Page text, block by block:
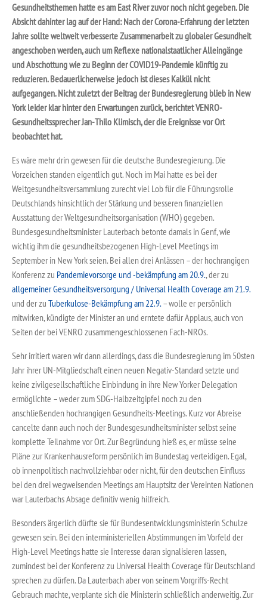
Gesundheitsthemen hatte es am East River zuvor noch nicht gegeben. Die
Absicht dahinter lag auf der Hand: Nach der Corona-Erfahrung der letzten
Jahre sollte weltweit verbesserte Zusammenarbeit zu globaler Gesundheit
angeschoben werden, auch um Reflexe nationalstaatlicher Alleingänge
und Abschottung wie zu Beginn der COVID19-Pandemie künftig zu
reduzieren. Bedauerlicherweise jedoch ist dieses Kalkül nicht
aufgegangen. Nicht zuletzt der Beitrag der Bundesregierung blieb in New
York leider klar hinter den Erwartungen zurück, berichtet VENRO-
Gesundheitssprecher Jan-Thilo Klimisch, der die Ereignisse vor Ort
beobachtet hat.
Es wäre mehr drin gewesen für die deutsche Bundesregierung. Die
Vorzeichen standen eigentlich gut. Noch im Mai hatte es bei der
Weltgesundheitsversammlung zurecht viel Lob für die Führungsrolle
Deutschlands hinsichtlich der Stärkung und besseren finanziellen
Ausstattung der Weltgesundheitsorganisation (WHO) gegeben.
Bundesgesundheitsminister Lauterbach betonte damals in Genf, wie
wichtig ihm die gesundheitsbezogenen High-Level Meetings im
September in New York seien. Bei allen drei Anlässen – der hochrangigen
Konferenz zu Pandemievorsorge und -bekämpfung am 20.9., der zu
allgemeiner Gesundheitsversorgung / Universal Health Coverage am 21.9.
und der zu Tuberkulose-Bekämpfung am 22.9. – wolle er persönlich
mitwirken, kündigte der Minister an und erntete dafür Applaus, auch von
Seiten der bei VENRO zusammengeschlossenen Fach-NROs.
Sehr irritiert waren wir dann allerdings, dass die Bundesregierung im 50sten
Jahr ihrer UN-Mitgliedschaft einen neuen Negativ-Standard setzte und
keine zivilgesellschaftliche Einbindung in ihre New Yorker Delegation
ermöglichte – weder zum SDG-Halbzeitgipfel noch zu den
anschließenden hochrangigen Gesundheits-Meetings. Kurz vor Abreise
cancelte dann auch noch der Bundesgesundheitsminister selbst seine
komplette Teilnahme vor Ort. Zur Begründung hieß es, er müsse seine
Pläne zur Krankenhausreform persönlich im Bundestag verteidigen. Egal,
ob innenpolitisch nachvollziehbar oder nicht, für den deutschen Einfluss
bei den drei wegweisenden Meetings am Hauptsitz der Vereinten Nationen
war Lauterbachs Absage definitiv wenig hilfreich.
Besonders ärgerlich dürfte sie für Bundesentwicklungsministerin Schulze
gewesen sein. Bei den interministeriellen Abstimmungen im Vorfeld der
High-Level Meetings hatte sie Interesse daran signalisieren lassen,
zumindest bei der Konferenz zu Universal Health Coverage für Deutschland
sprechen zu dürfen. Da Lauterbach aber von seinem Vorgriffs-Recht
Gebrauch machte, verplante sich die Ministerin schließlich anderweitig. Zur